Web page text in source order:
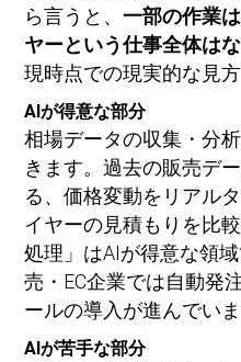
ら言うと、一部の作業
ヤーという仕事全体は
現時点での現実的な見方
AIが得意な部分
相場データの収集・分
きます。過去の販売デ
る、価格変動をリアル
イヤーの見積もりを比
処理」はAIが得意な領
売・EC企業では自動発
ールの導入が進んでいま
AIが苦手な部分